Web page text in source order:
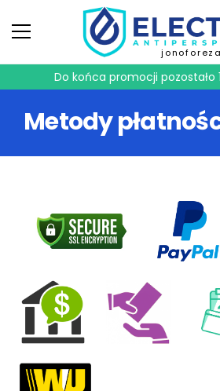
Do końca promocji pozostało
Metody